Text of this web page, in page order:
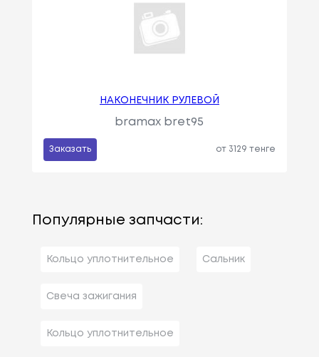
НАКОНЕЧНИК РУЛЕВОЙ
bramax bret95
Заказать от 3129 тенге
Популярные запчасти:
Кольцо уплотнительное Сальник
Свеча зажигания
Кольцо уплотнительное